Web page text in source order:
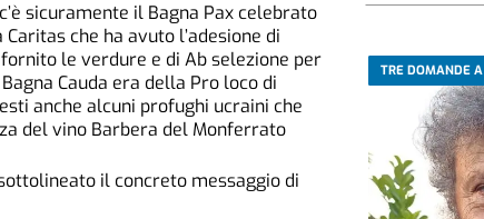
sicuramente il Bagna Pax celebrato
che ha avuto l’adesione di
le verdure e di Ab selezione per
Cauda era della Pro loco di
anche alcuni profughi ucraini che
del vino Barbera del Monferrato
il concreto messaggio di
TRE DOMANDE A